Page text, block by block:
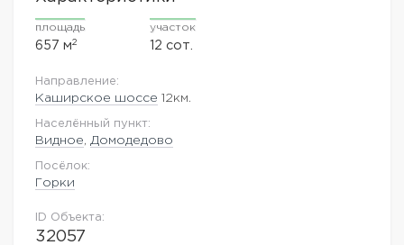
площадь
657 м2
участок
12 сот.
Направление:
Каширское шоссе 12км.
Населённый пункт:
Видное Домодедово
Посёлок:
Горки
ID Объекта:
32057